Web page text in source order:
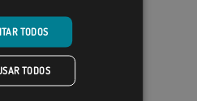
TODOS
TODOS